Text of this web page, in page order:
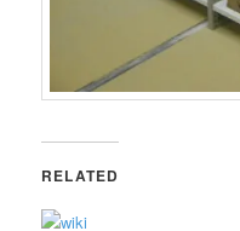
RELATED